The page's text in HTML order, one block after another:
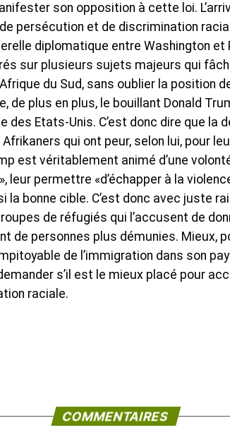
son opposition à cette loi.
persécution et de discrimination
diplomatique entre Washington
sur plusieurs sujets majeurs qui
du Sud, sans oublier la position
de plus en plus, le bouillant Donald
des Etats-Unis. C’est donc dire que la
qui ont peur, selon lui, pour
est véritablement animé d’une
leur permettre «d’échapper à la
la bonne cible. C’est donc avec juste
de réfugiés qui l’accusent de
de personnes plus démunies. Mieux,
de l’immigration dans son
s’il est le mieux placé pour
raciale.
COMMENTAIRES